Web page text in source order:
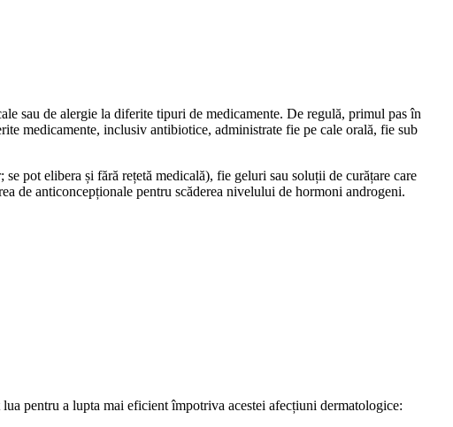
sau de alergie la diferite tipuri de medicamente. De regulă, primul pas în
medicamente, inclusiv antibiotice, administrate fie pe cale orală, fie sub
pot elibera și fără rețetă medicală), fie geluri sau soluții de curățare care
de anticoncepționale pentru scăderea nivelului de hormoni androgeni.
pentru a lupta mai eficient împotriva acestei afecțiuni dermatologice: